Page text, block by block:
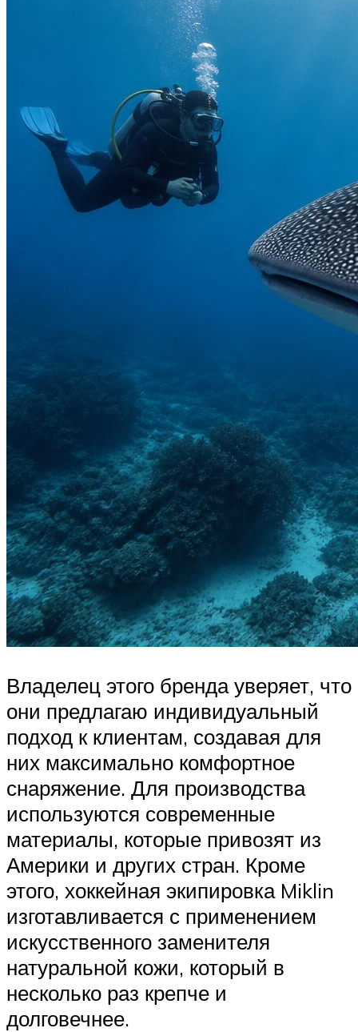
Владелец этого бренда уверяет, что
они предлагаю индивидуальный
подход к клиентам, создавая для
них максимально комфортное
снаряжение. Для производства
используются современные
материалы, которые привозят из
Америки и других стран. Кроме
этого, хоккейная экипировка Miklin
изготавливается с применением
искусственного заменителя
натуральной кожи, который в
несколько раз крепче и
долговечнее.